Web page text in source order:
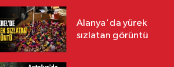
Alanya'da yürek
sızlatan görüntü